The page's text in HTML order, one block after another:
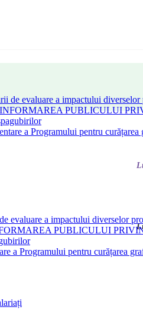
de evaluare a impactului diverselor
PUBLICULUI
a Programului pentru
evaluare a impactului diverselor
PUBLICULUI
a Programului pentru curățarea